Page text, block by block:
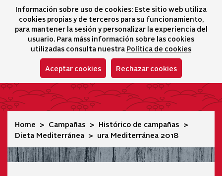
Información sobre uso de cookies: Este sitio web utiliza
cookies propias y de terceros para su funcionamiento,
para mantener la sesión y personalizar la experiencia del
usuario. Para máss información sobre las cookies
utilizadas consulta nuestra Política de cookies
Aceptar cookies Rechazar cookies
Sélecteur de
icono
ura Mediterránea 2018
Home Campañas
Histórico de campañas
Dieta Mediterránea
ura Mediterránea 2018